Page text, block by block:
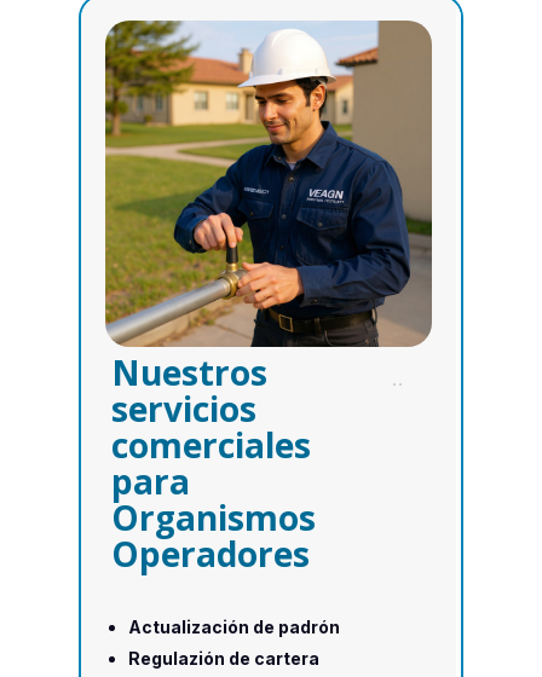
Nuestros
servicios
comerciales
para
Organismos
Operadores
Actualización de padrón
Regulazión de cartera